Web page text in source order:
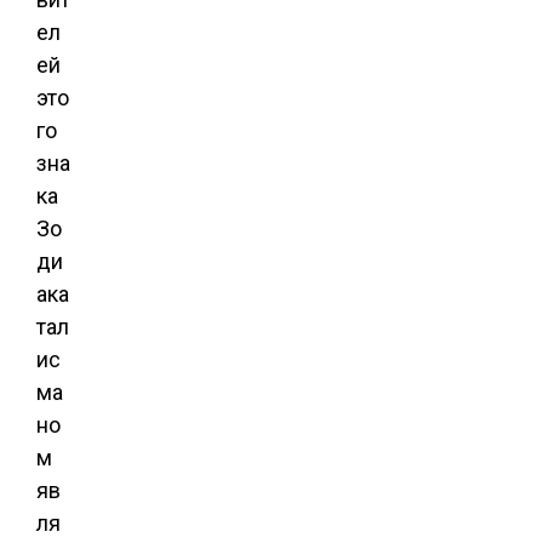
ел
ей
это
го
зна
ка
Зо
ди
ака
тал
ис
ма
но
м
яв
ля